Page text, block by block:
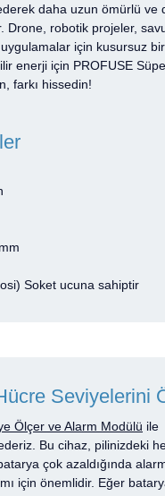
daha uzun ömürlü ve
Drone, robotik projeler,
için kusursuz
enerji için PROFUSE
farkı hissedin!
Soket ucuna sahiptir
Seviyelerini
Ölçer ve Alarm Modülü ile
Bu cihaz, pilinizdeki
çok azaldığında
için önemlidir. Eğer